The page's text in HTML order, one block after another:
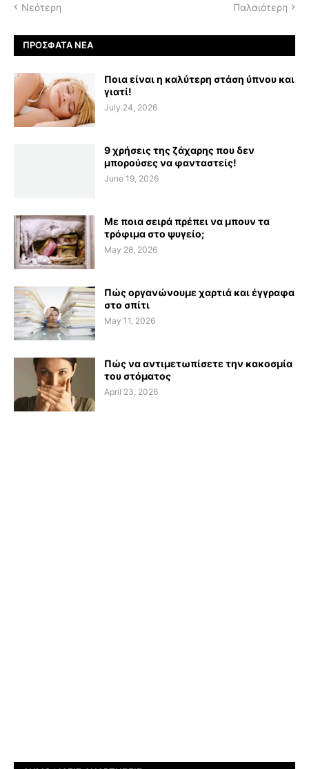
Νεότερη Παλαιότερη
ΠΡΌΣΦΑΤΑ ΝΈΑ
Ποια είναι η καλύτερη στάση ύπνου και
γιατί!
July 24, 2026
9 χρήσεις της ζάχαρης που δεν
μπορούσες να φανταστείς!
June 19, 2026
Με ποια σειρά πρέπει να μπουν τα
τρόφιμα στο ψυγείο;
May 28, 2026
Πώς οργανώνουμε χαρτιά και έγγραφα
στο σπίτι
May 11, 2026
Πώς να αντιμετωπίσετε την κακοσμία
του στόματος
April 23, 2026